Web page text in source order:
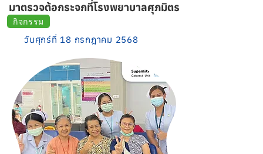
มาตรวจต้อกระจกที่โรงพยาบาลศุภมิตร
กิจกรรม
วันศุกร์ที่ 18 กรกฎาคม 2568